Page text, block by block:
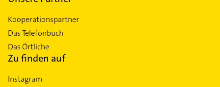
Kooperationspartner
Das Telefonbuch
Das Örtliche
Zu finden auf
Instagram